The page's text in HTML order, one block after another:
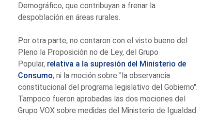
Demográfico, que contribuyan a frenar la
despoblación en áreas rurales.
Por otra parte, no contaron con el visto bueno del
Pleno la Proposición no de Ley, del Grupo
Popular, relativa a la supresión del Ministerio de
Consumo, ni la moción sobre "la observancia
constitucional del programa legislativo del Gobierno".
Tampoco fueron aprobadas las dos mociones del
Grupo VOX sobre medidas del Ministerio de Igualdad